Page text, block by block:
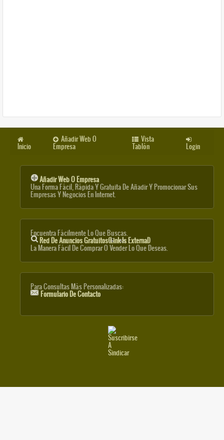
Inicio
Añadir Web O
Empresa
Vista
Tablón Login
Añadir Web O Empresa
Una Forma Fácil, Rápida Y Gratuita De Añadir Y Promocionar Sus
Empresas Y Negocios En Internet.
Encuentra Fácilmente Lo Que Buscas.
Red De Anuncios Gratuitos(link Is External)
La Manera Fácil De Comprar O Vender Lo Que Deseas.
Para Consultas Más Personalizadas:
Formulario De Contacto